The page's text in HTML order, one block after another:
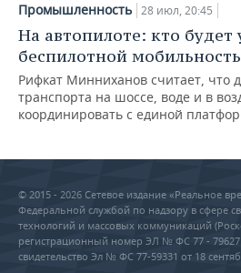
Промышленность 28 июл, 20:45
На автопилоте: кто будет
беспилотной
Рифкат Минниханов считает, что
транспорта на шоссе, воде и в
координировать с единой
© 2015 - 2026 Сетевое издание «Реальное
Федеральной службой по надзору в сфере
технологий и массовых коммуникаций
регистрационный номер ЭЛ № ФС 77 - 79627
свидетельство Эл № ФС 77-59331 от 18